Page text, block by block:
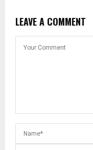
LEAVE A COMMENT